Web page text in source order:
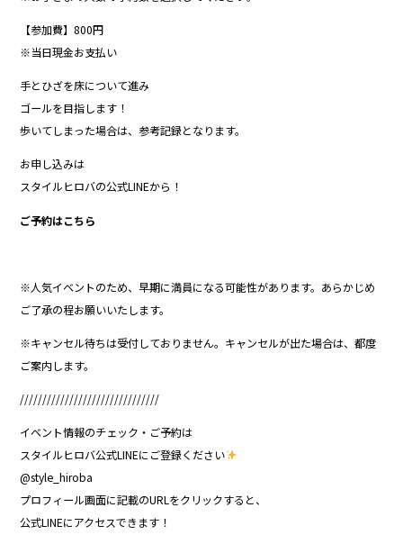
【参加費】800円
※当日現金お支払い
手とひざを床について進み
ゴールを目指します！
歩いてしまった場合は、参考記録となります。
お申し込みは
スタイルヒロバの公式LINEから！
ご予約はこちら
※人気イベントのため、早期に満員になる可能性があります。あらかじめ
ご了承の程お願いいたします。
※キャンセル待ちは受付しておりません。キャンセルが出た場合は、都度
ご案内します。
///////////////////////////////
イベント情報のチェック・ご予約は
スタイルヒロバ公式LINEにご登録ください
@style_hiroba
プロフィール画面に記載のURLをクリックすると、
公式LINEにアクセスできます！